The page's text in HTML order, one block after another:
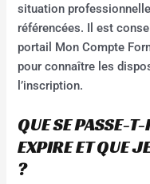
situation
référencées. Il est
portail Mon Compte
pour connaître les
l’inscription.
QUE SE PASSE-
EXPIRE ET QUE
?